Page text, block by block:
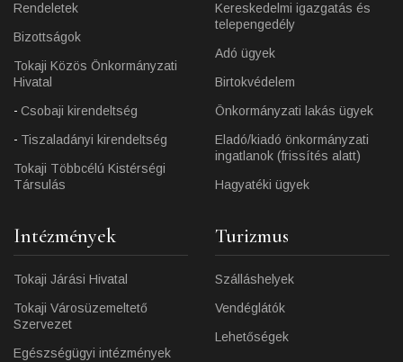
Rendeletek
Bizottságok
Tokaji Közös Önkormányzati
Hivatal
Csobaji kirendeltség
Tiszaladányi kirendeltség
Tokaji Többcélú Kistérségi
Társulás
Kereskedelmi igazgatás és
telepengedély
Adó ügyek
Birtokvédelem
Önkormányzati lakás ügyek
Eladó/kiadó önkormányzati
ingatlanok (frissítés alatt)
Hagyatéki ügyek
Intézmények
Tokaji Járási Hivatal
Tokaji Városüzemeltető
Szervezet
Egészségügyi intézmények
Turizmus
Szálláshelyek
Vendéglátók
Lehetőségek